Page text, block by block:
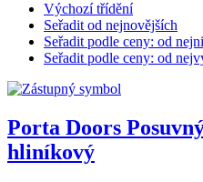
Výchozí třídění
Seřadit od nejnovějších
Seřadit podle ceny: od
Seřadit podle ceny: od
Porta Doors
hliníkový